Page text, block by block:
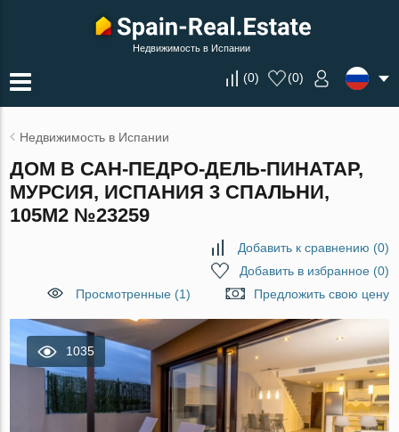
Недвижимость в Испании
(0) (0)
Недвижимость в Испании
ДОМ В САН-ПЕДРО-ДЕЛЬ-ПИНАТАР,
МУРСИЯ, ИСПАНИЯ 3 СПАЛЬНИ,
105М2 №23259
Добавить к сравнению (0)
Добавить в избранное(0)
Просмотренные (1)
Предложить свою цену
1035